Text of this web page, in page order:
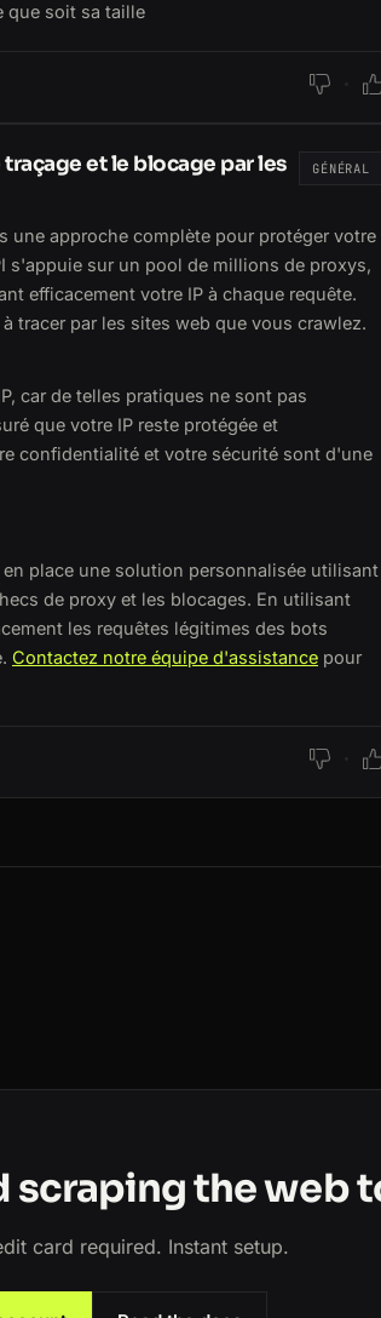
que soit sa taille
et le blocage par les
GÉNÉRAL
une approche complète pour protéger votre
s'appuie sur un pool de millions de proxys,
efficacement votre IP à chaque requête.
tracer par les sites web que vous crawlez.
car de telles pratiques ne sont pas
que votre IP reste protégée et
confidentialité et votre sécurité sont d'une
place une solution personnalisée utilisant
de proxy et les blocages. En utilisant
les requêtes légitimes des bots
Contactez notre équipe d'assistance pour
scraping the web
card required. Instant setup.